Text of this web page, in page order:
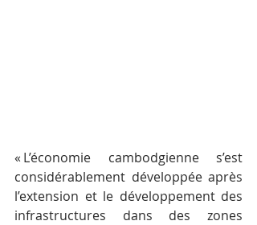
« L’économie cambodgienne s’est
considérablement développée après
l’extension et le développement des
infrastructures dans des zones